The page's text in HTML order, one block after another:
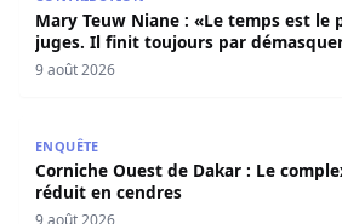
Mary Teuw Niane : «Le temps est le
juges. Il finit toujours par
9 août 2026
ENQUÊTE
Corniche Ouest de Dakar : Le
réduit en cendres